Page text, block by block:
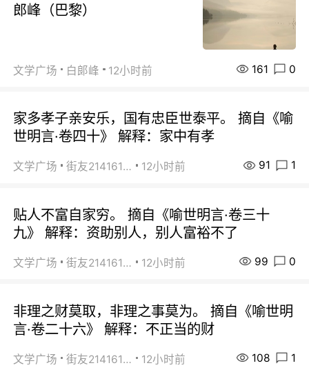
郎峰（巴黎）
文学广场 白郞峰 12小时前 161 0
家多孝子亲安乐，国有忠臣世泰平。 摘自《喻
世明言·卷四十》 解释：家中有孝
文学广场 街友21416156 12小时前 91 1
贴人不富自家穷。 摘自《喻世明言·卷三十
九》 解释：资助别人，别人富裕不了
文学广场 街友21416156 12小时前 99 0
非理之财莫取，非理之事莫为。 摘自《喻世明
言·卷二十六》 解释：不正当的财
文学广场 街友21416156 12小时前 108 1